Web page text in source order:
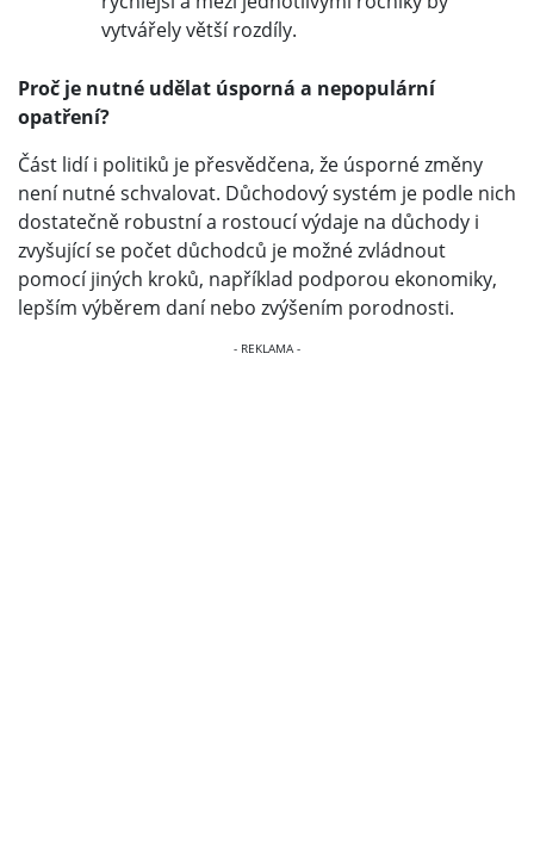
vytvářely větší rozdíly.
Proč je nutné udělat úsporná a nepopulární
opatření?
Část lidí i politiků je přesvědčena, že úsporné změny
není nutné schvalovat. Důchodový systém je podle nich
dostatečně robustní a rostoucí výdaje na důchody i
zvyšující se počet důchodců je možné zvládnout
pomocí jiných kroků, například podporou ekonomiky,
lepším výběrem daní nebo zvýšením porodnosti.